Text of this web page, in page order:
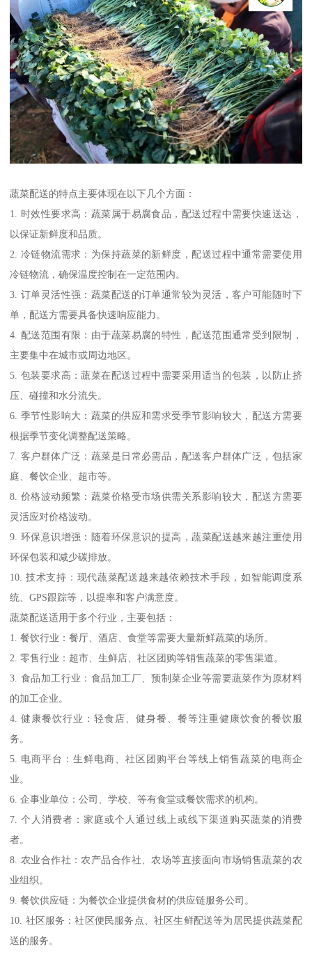
蔬菜配送的特点主要体现在以下几个方面：
1. 时效性要求高：蔬菜属于易腐食品，配送过程中需要快速送达，
以保证新鲜度和品质。
2. 冷链物流需求：为保持蔬菜的新鲜度，配送过程中通常需要使用
冷链物流，确保温度控制在一定范围内。
3. 订单灵活性强：蔬菜配送的订单通常较为灵活，客户可能随时下
单，配送方需要具备快速响应能力。
4. 配送范围有限：由于蔬菜易腐的特性，配送范围通常受到限制，
主要集中在城市或周边地区。
5. 包装要求高：蔬菜在配送过程中需要采用适当的包装，以防止挤
压、碰撞和水分流失。
6. 季节性影响大：蔬菜的供应和需求受季节影响较大，配送方需要
根据季节变化调整配送策略。
7. 客户群体广泛：蔬菜是日常必需品，配送客户群体广泛，包括家
庭、餐饮企业、超市等。
8. 价格波动频繁：蔬菜价格受市场供需关系影响较大，配送方需要
灵活应对价格波动。
9. 环保意识增强：随着环保意识的提高，蔬菜配送越来越注重使用
环保包装和减少碳排放。
10. 技术支持：现代蔬菜配送越来越依赖技术手段，如智能调度系
统、GPS跟踪等，以提率和客户满意度。
蔬菜配送适用于多个行业，主要包括：
1. 餐饮行业：餐厅、酒店、食堂等需要大量新鲜蔬菜的场所。
2. 零售行业：超市、生鲜店、社区团购等销售蔬菜的零售渠道。
3. 食品加工行业：食品加工厂、预制菜企业等需要蔬菜作为原材料
的加工企业。
4. 健康餐饮行业：轻食店、健身餐、餐等注重健康饮食的餐饮服
务。
5. 电商平台：生鲜电商、社区团购平台等线上销售蔬菜的电商企
业。
6. 企事业单位：公司、学校、等有食堂或餐饮需求的机构。
7. 个人消费者：家庭或个人通过线上或线下渠道购买蔬菜的消费
者。
8. 农业合作社：农产品合作社、农场等直接面向市场销售蔬菜的农
业组织。
9. 餐饮供应链：为餐饮企业提供食材的供应链服务公司。
10. 社区服务：社区便民服务点、社区生鲜配送等为居民提供蔬菜配
送的服务。